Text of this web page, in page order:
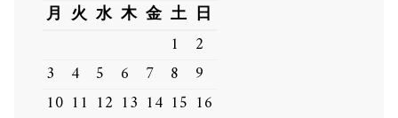
月 火 水 木 金 土 日
1
2
3
4 5 6 7 8
9
10 11 12 13 14 15 16